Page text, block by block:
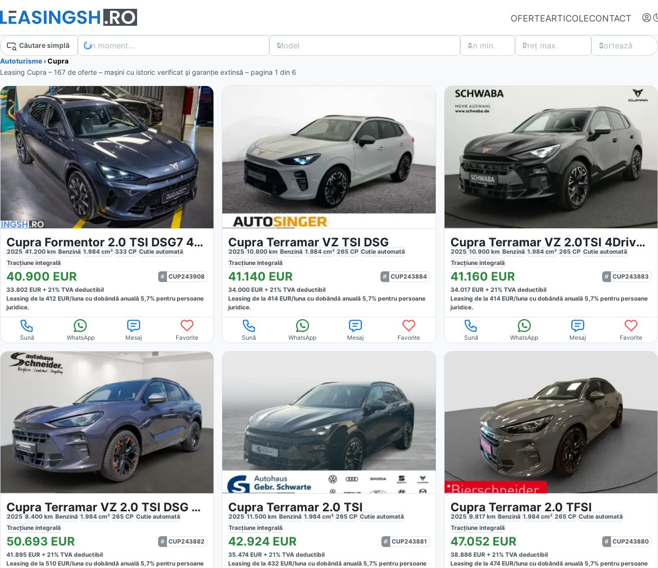
OFERTEARTICOLECONTACT
Autentifică-te
Nu ai oferte favorite
Un moment… Model An min. Preț max.
Căutare simplă Sortează
Autoturisme ›Cupra
Leasing Cupra – 167 de oferte – mașini cu istoric verificat și garanție extinsă – pagina 1 din 6
Cupra Formentor 2.0 TSI DSG7 4Drive VZ
2025 41.200 km Benzină 1.984 cm³ 333 CP Cutie automată
Tracțiune integrală
40.900 EUR
CUP243908
33.802 EUR + 21% TVA deductibil
Leasing de la 412 EUR/luna cu dobăndă anuală 5,7% pentru persoane
juridice.
Sună WhatsApp Mesaj Favorite
Cupra Terramar VZ TSI DSG
2025 10.800 km Benzină 1.984 cm³ 265 CP Cutieautomată
Tracțiuneintegrală
41.140 EUR
CUP243884
34.000 EUR +21% TVA deductibil
Leasing de la414 EUR/luna cu dobăndă anuală 5,7% pentru persoane
juridice.
Sună WhatsApp Mesaj Favorite
Cupra Terramar VZ 2.0TSI 4Drive DSG
2025 10.900km Benzină 1.984cm³ 265 CP Cutie automată
Tracțiune integrală
41.160 EUR
CUP243883
34.017EUR + 21% TVA deductibil
Leasing de la 414EUR/lunacu dobăndă anuală 5,7% pentru persoane
juridice.
Sună WhatsApp Mesaj Favorite
Cupra Terramar VZ 2.0 TSI DSG 4WD
2025 8.400 km Benzină 1.984 cm³ 265 CP Cutie automată
Tracțiune integrală
50.693 EUR
CUP243882
41.895 EUR + 21% TVA deductibil
Leasing de la 510 EUR/luna cu dobăndă anuală 5,7% pentru persoane
Cupra Terramar 2.0 TSI
2025 11.500 km Benzină 1.984 cm³ 265 CP Cutieautomată
Tracțiuneintegrală
42.924 EUR
CUP243881
35.474 EUR +21% TVA deductibil
Leasing de la432 EUR/luna cu dobăndă anuală 5,7% pentru persoane
Cupra Terramar 2.0 TFSI
2025 9.817km Benzină 1.984cm³ 265 CP Cutie automată
Tracțiune integrală
47.052 EUR
CUP243880
38.886EUR + 21% TVA deductibil
Leasing de la 474EUR/lunacu dobăndă anuală 5,7% pentru persoane